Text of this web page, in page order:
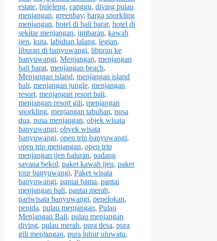
estate, buleleng, canggu, diving pulau
menjangan, greenbay, harga snorkling
menjangan, hotel di bali barat, hotel di
sekitar menjangan, jimbaran, kawah
ijen, kuta, labuhan lalang, legian,
liburan di banyuwangi, liburan ke
banyuwangi, Menjangan, menjangan
bali barat, menjangan beach,
Menjangan island, menjangan island
bali, menjangan jungle, menjangan
resort, menjangan resort bali,
menjangan resort gili, menjangan
snorkling, menjangan tabuhan, nusa
dua, nusa menjangan, objek wisata
banyuwangi, obyek wisata
banyuwangi, open trip banyuwangi,
open trip menjangan, open trip
menjangan ijen baluran, padang
savana bekol, paket kawah ijen, paket
tour banyuwangi, Paket wisata
banyuwangi, pantai bama, pantai
menjangan bali, pantai merah,
pariwisata banyuwangi, penelokan,
penida, pulau menjangan, Pulau
Menjangan Bali, pulau menjangan
diving, pulau merah, pura desa, pura
gili menjangan, pura luhur uluwatu,